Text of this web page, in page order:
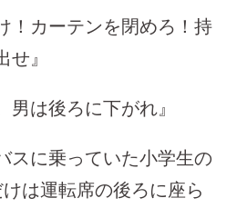
！カーテンを閉めろ！持
せ』
男は後ろに下がれ』
スに乗っていた小学生の
は運転席の後ろに座ら